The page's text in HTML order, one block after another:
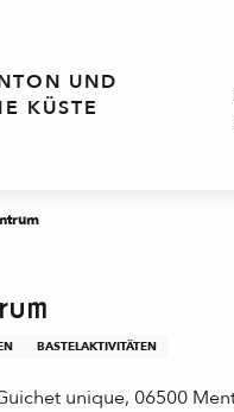
UND
KÜSTE
BASTELAKTIVITÄTEN
unique, 06500